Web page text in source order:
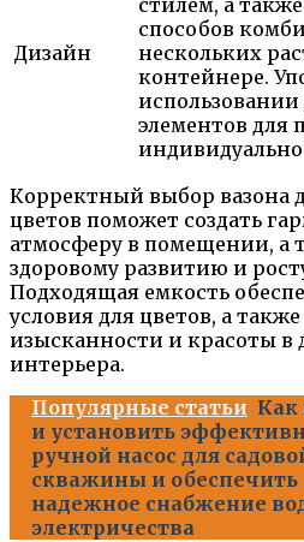
Дизайн
способов
нескольких
контейнере.
элементов для
Корректный выбор вазона
цветов поможет создать
атмосферу в помещении, а
здоровому развитию и
Подходящая емкость
условия для цветов, а
изысканности и красоты в
интерьера.
Популярные статьи Как
и установить
ручной насос для
скважины и обеспечить
надежное снабжение
электричества